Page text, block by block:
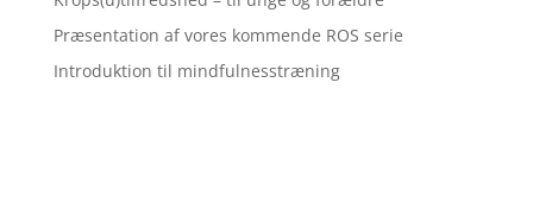
Præsentation af vores kommende ROS serie
Introduktion til mindfulnesstræning